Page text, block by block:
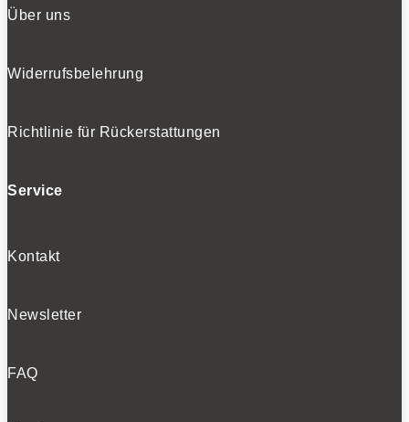
Über uns
Widerrufsbelehrung
Richtlinie für Rückerstattungen
Service
Kontakt
Newsletter
FAQ